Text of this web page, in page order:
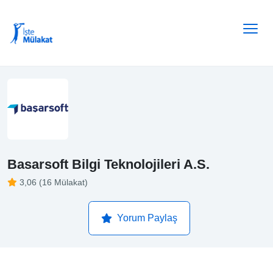
Basarsoft Bilgi Teknolojileri A.S.
3,06 (16 Mülakat)
Yorum Paylaş